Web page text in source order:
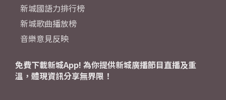
新城國語力排行榜
新城歌曲播放榜
音樂意見反映
免費下載新城App! 為你提供新城廣播節目直播及重
溫，體現資訊分享無界限！